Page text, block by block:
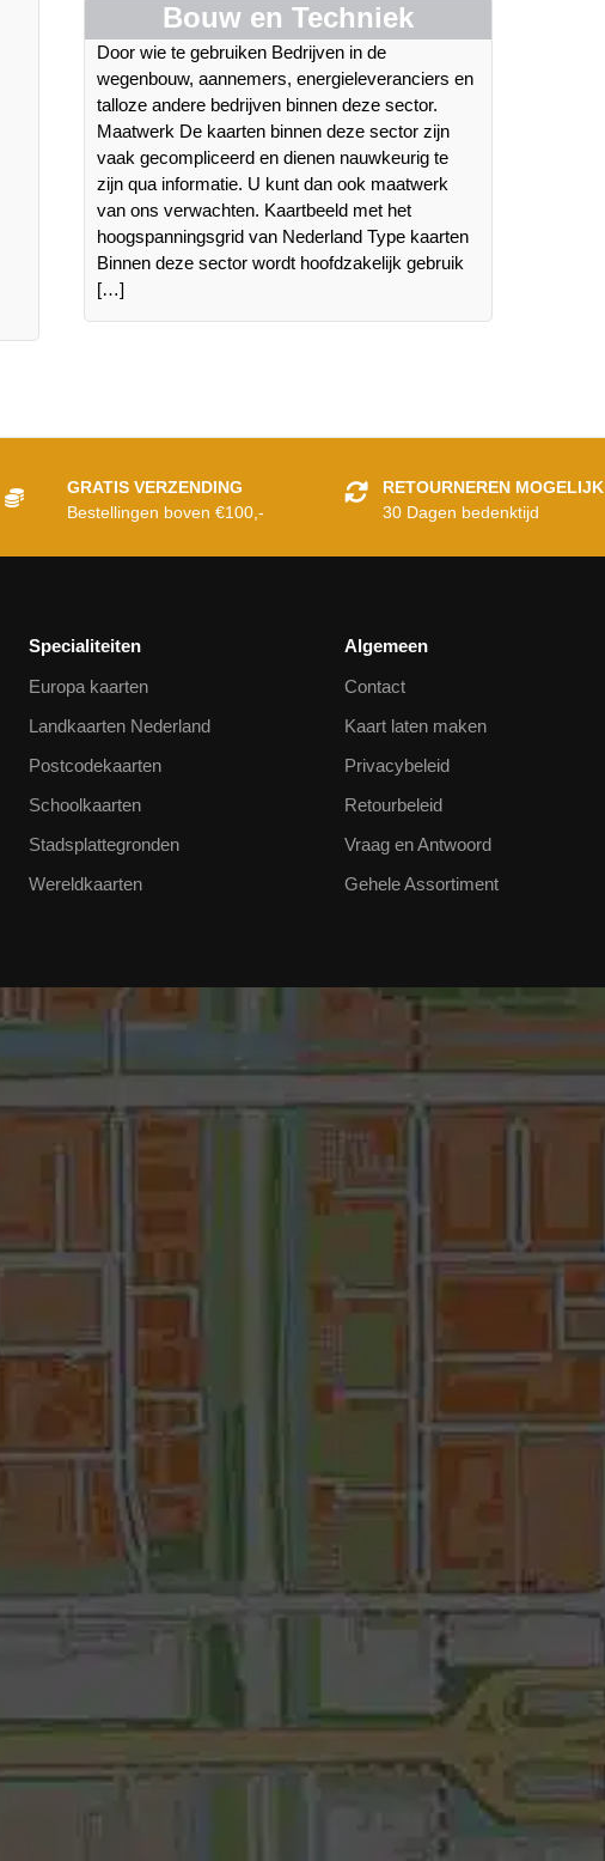
Bouw en Techniek
Door wie te gebruiken Bedrijven in de
wegenbouw, aannemers, energieleveranciers en
talloze andere bedrijven binnen deze sector.
Maatwerk De kaarten binnen deze sector zijn
vaak gecompliceerd en dienen nauwkeurig te
zijn qua informatie. U kunt dan ook maatwerk
van ons verwachten. Kaartbeeld met het
hoogspanningsgrid van Nederland Type kaarten
Binnen deze sector wordt hoofdzakelijk gebruik
[…]
GRATIS VERZENDING
Bestellingen boven €100,-
RETOURNEREN MOGELIJK
30 Dagen bedenktijd
Specialiteiten
Europa kaarten
Landkaarten Nederland
Postcodekaarten
Schoolkaarten
Stadsplattegronden
Wereldkaarten
Algemeen
Contact
Kaart laten maken
Privacybeleid
Retourbeleid
Vraag en Antwoord
Gehele Assortiment